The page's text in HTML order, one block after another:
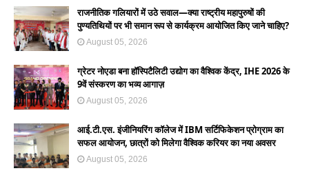
राजनीतिक गलियारों में उठे सवाल—क्या राष्ट्रीय महापुरुषों की
पुण्यतिथियों पर भी समान रूप से कार्यक्रम आयोजित किए जाने चाहिए?
August 05, 2026
ग्रेटर नोएडा बना हॉस्पिटैलिटी उद्योग का वैश्विक केंद्र, IHE 2026 के
9वें संस्करण का भव्य आगाज़
August 05, 2026
आई.टी.एस. इंजीनियरिंग कॉलेज में IBM सर्टिफिकेशन प्रोग्राम का
सफल आयोजन, छात्रों को मिलेगा वैश्विक करियर का नया अवसर
August 05, 2026